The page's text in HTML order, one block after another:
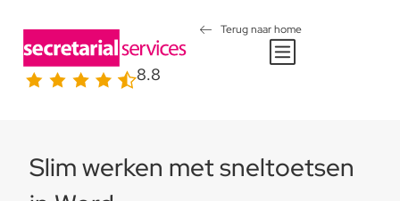
8.8
Terug naar home
Slim werken met sneltoetsen